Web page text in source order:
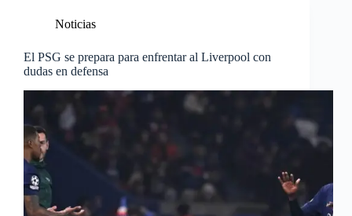
Noticias
El PSG se prepara para enfrentar al Liverpool con
dudas en defensa